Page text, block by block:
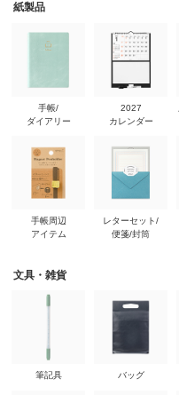
紙製品
手帳/
ダイアリー
手帳周辺
アイテム
2027
カレンダー
レターセット/
便箋/封筒
文具・雑貨
筆記具 バッグ